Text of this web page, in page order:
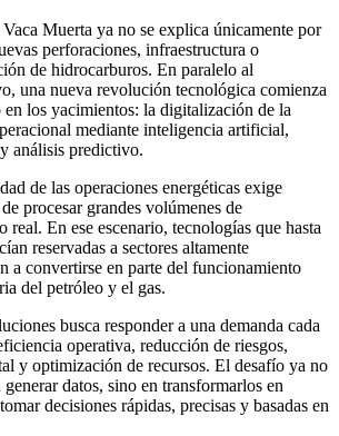
Muerta ya no se explica únicamente por
perforaciones, infraestructura o
de hidrocarburos. En paralelo al
una nueva revolución tecnológica comienza
en los yacimientos: la digitalización de la
mediante inteligencia artificial,
análisis predictivo.
de las operaciones energéticas exige
procesar grandes volúmenes de
real. En ese escenario, tecnologías que hasta
reservadas a sectores altamente
a convertirse en parte del funcionamiento
del petróleo y el gas.
busca responder a una demanda cada
operativa, reducción de riesgos,
y optimización de recursos. El desafío ya no
datos, sino en transformarlos en
decisiones rápidas, precisas y basadas en